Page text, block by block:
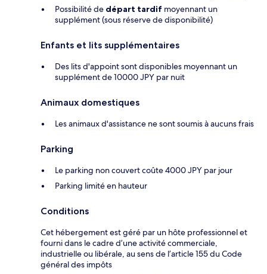
Possibilité de départ tardif moyennant un
supplément (sous réserve de disponibilité)
Enfants et lits supplémentaires
Des lits d'appoint sont disponibles moyennant un
supplément de 10000 JPY par nuit
Animaux domestiques
Les animaux d'assistance ne sont soumis à aucuns frais
Parking
Le parking non couvert coûte 4000 JPY par jour
Parking limité en hauteur
Conditions
Cet hébergement est géré par un hôte professionnel et
fourni dans le cadre d’une activité commerciale,
industrielle ou libérale, au sens de l’article 155 du Code
général des impôts